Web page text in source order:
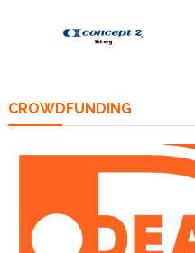
CROWDFUNDING